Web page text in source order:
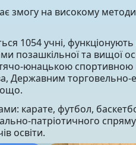
змогу на високому
1054 учні,
позашкільної та вищої
юнацькою спортивною
Державним
карате, футбол,
патріотичного
освіти.